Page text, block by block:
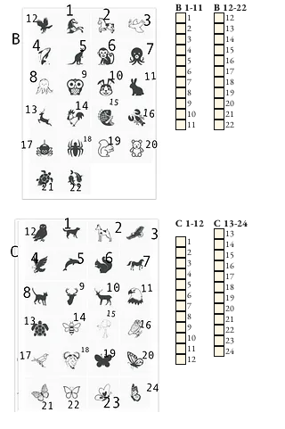
B 1-11
1
2
3
4
5
6
7
8
9
10
11
B 12-22
12
13
14
15
16
17
18
19
20
21
22
C 13-24
13
14
15
16
17
18
19
20
21
22
23
24
C 1-12
1
2
3
4
5
6
7
8
9
10
11
12